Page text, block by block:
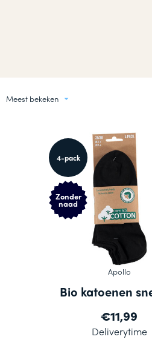
Meest bekeken
4-pack
Zonder
naad
Apollo
Bio katoenen
€11,99
Deliverytime